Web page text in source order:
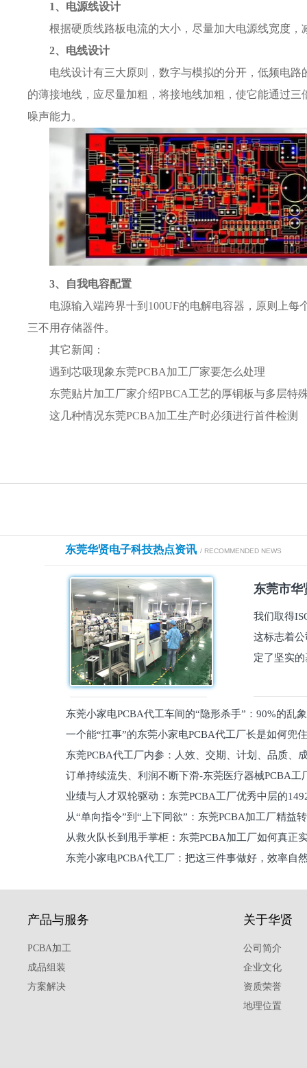
1、电源线设计
根据硬质线路板电流的大小，尽量加大电源线宽度
2、电线设计
电线设计有三大原则，数字与模拟的分开，低频电
的薄接地线，应尽量加粗，将接地线加粗，使它能通过
噪声能力。
3、自我电容配置
电源输入端跨界十到100UF的电解电容器，原则上
三不用存储器件。
其它新闻：
遇到芯吸现象东莞PCBA加工厂家要怎么处理
东莞贴片加工厂家介绍PBCA工艺的厚铜板与多层特
这几种情况东莞PCBA加工生产时必须进行首件检测
东莞华贤电子科技热点资讯 / RECOMMENDED NEWS
东莞市华
我们取得
这标志着
定了坚实
东莞小家电PCBA代工车间的“隐形杀手”：90%的乱
员工一个能“扛事”的东莞小家电PCBA代工厂长是如何兜
东莞PCBA代工厂内参：人效、交期、计划、品质
维锁客法则
订单持续流失、利润不断下滑-东莞医疗器械PCBA工
理死穴必须堵住
业绩与人才双轮驱动：东莞PCBA工厂优秀中层的
从“单向指令”到“上下同欲”：东莞PCBA加工厂精益
关键从救火队长到甩手掌柜：东莞PCBA加工厂如何真正
东莞小家电PCBA代工厂：把这三件事做好，效率自
产品与服务
PCBA加工
成品组装
方案解决
关于华贤
公司简介
企业文化
资质荣誉
地理位置